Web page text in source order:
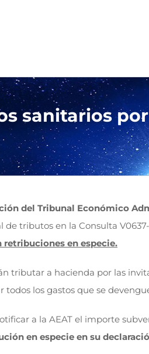
sanitarios
del Tribunal Económico
de tributos en la Consulta
en especie.
tributar a hacienda por las
todos los gastos que se
a la AEAT el importe
en especie en su